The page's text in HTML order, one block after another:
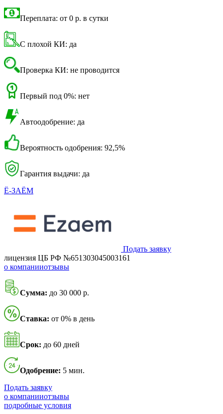
Переплата: от 0 р. в сутки
С плохой КИ: да
Проверка КИ: не проводится
Первый под 0%: нет
Автоодобрение: да
Вероятность одобрения: 92,5%
Гарантия выдачи: да
Ё-ЗАЁМ
Подать заявку
лицензия ЦБ РФ №651303045003161
о компанииотзывы
Сумма: до 30 000 р.
Ставка: от 0% в день
Срок: до 60 дней
Одобрение: 5 мин.
Подать заявку
о компанииотзывы
подробные условия